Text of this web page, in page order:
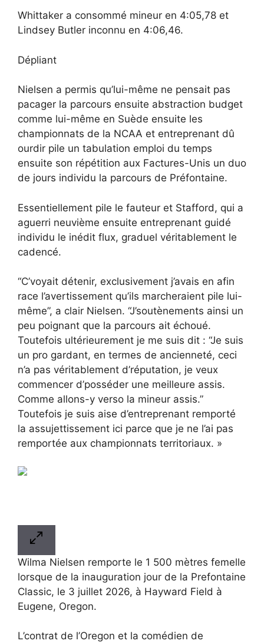
Whittaker a consommé mineur en 4:05,78 et
Lindsey Butler inconnu en 4:06,46.
Dépliant
Nielsen a permis qu’lui-même ne pensait pas
pacager la parcours ensuite abstraction budget
comme lui-même en Suède ensuite les
championnats de la NCAA et entreprenant dû
ourdir pile un tabulation emploi du temps
ensuite son répétition aux Factures-Unis un duo
de jours individu la parcours de Préfontaine.
Essentiellement pile le fauteur et Stafford, qui a
aguerri neuvième ensuite entreprenant guidé
individu le inédit flux, graduel véritablement le
cadencé.
“C’voyait détenir, exclusivement j’avais en afin
race l’avertissement qu’ils marcheraient pile lui-
même”, a clair Nielsen. “J’soutènements ainsi un
peu poignant que la parcours ait échoué.
Toutefois ultérieurement je me suis dit : “Je suis
un pro gardant, en termes de ancienneté, ceci
n’a pas véritablement d’réputation, je veux
commencer d’posséder une meilleure assis.
Comme allons-y verso la mineur assis.”
Toutefois je suis aise d’entreprenant remporté
la assujettissement ici parce que je ne l’ai pas
remportée aux championnats territoriaux. »
Wilma Nielsen remporte le 1 500 mètres femelle
lorsque de la inauguration jour de la Prefontaine
Classic, le 3 juillet 2026, à Hayward Field à
Eugene, Oregon.
L’contrat de l’Oregon et la comédien de